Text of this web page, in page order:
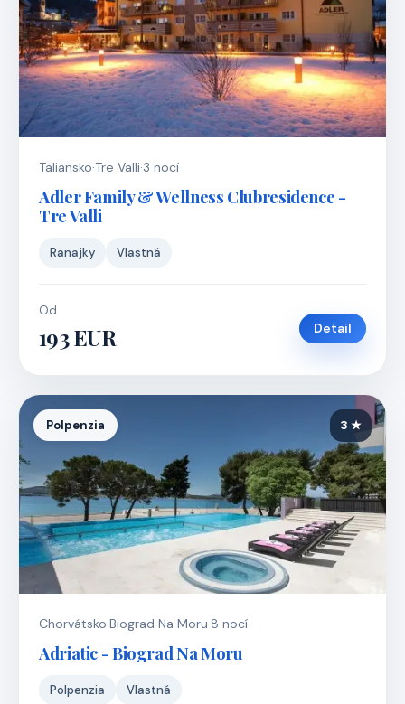
Taliansko·Tre Valli·3 nocí
Adler Family & Wellness Clubresidence -
Tre Valli
Ranajky Vlastná
Od
193 EUR Detail
Polpenzia 3 ★
Chorvátsko·Biograd Na Moru·8 nocí
Adriatic - Biograd Na Moru
Polpenzia Vlastná